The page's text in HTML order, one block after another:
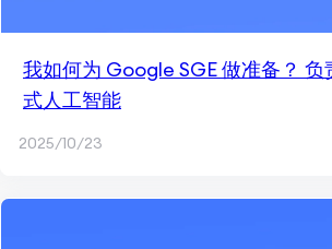
我如何为 Google SGE 做准备？
式人工智能
2025/10/23